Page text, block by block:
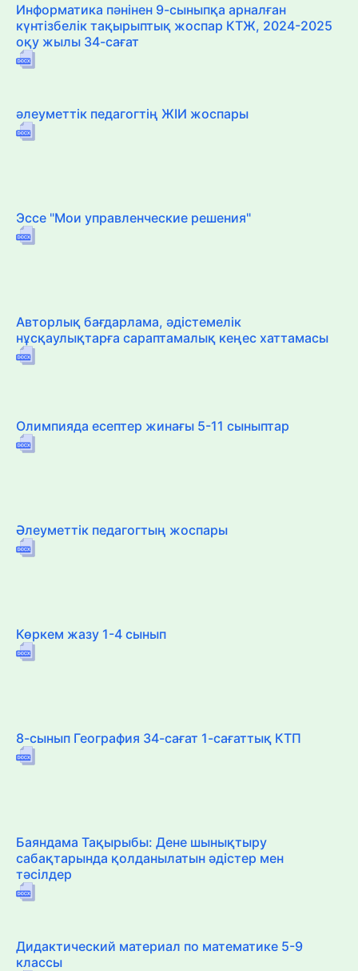
Информатика пәнінен 9-сыныпқа арналған
күнтізбелік тақырыптық жоспар КТЖ, 2024-2025
оқу жылы 34-сағат
әлеуметтік педагогтің ЖІИ жоспары
Эссе "Мои управленческие решения"
Авторлық бағдарлама, әдістемелік
нұсқаулықтарға сараптамалық кеңес хаттамасы
Олимпияда есептер жинағы 5-11 сыныптар
Әлеуметтік педагогтың жоспары
Көркем жазу 1-4 сынып
8-сынып География 34-сағат 1-сағаттық КТП
Баяндама Тақырыбы: Дене шынықтыру
сабақтарында қолданылатын әдістер мен
тәсілдер
Дидактический материал по математике 5-9
классы